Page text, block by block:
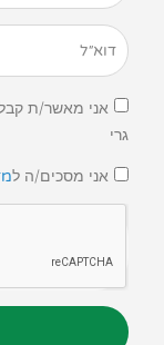
גרי
אני מסכים/ה ל